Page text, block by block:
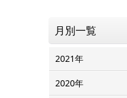
月別一覧
2021年
2020年